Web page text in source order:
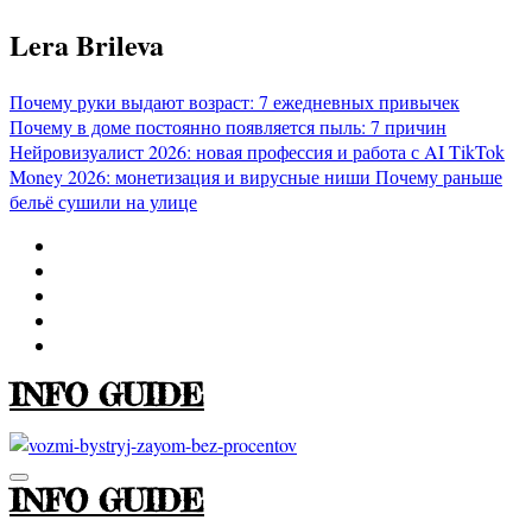
Перейти
к
Lera Brileva
Почему руки выдают возраст: 7 ежедневных привычек
Почему в доме постоянно появляется пыль: 7 причин
Нейровизуалист 2026: новая профессия и работа с AITikTok
Money 2026: монетизация и вирусные ниши Почему раньше
бельё сушили на улице
INFO GUIDE
INFO GUIDE